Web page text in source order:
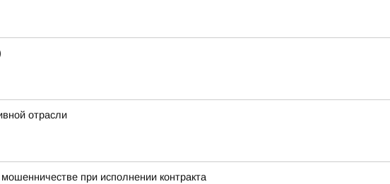
отрасли
при исполнении контракта